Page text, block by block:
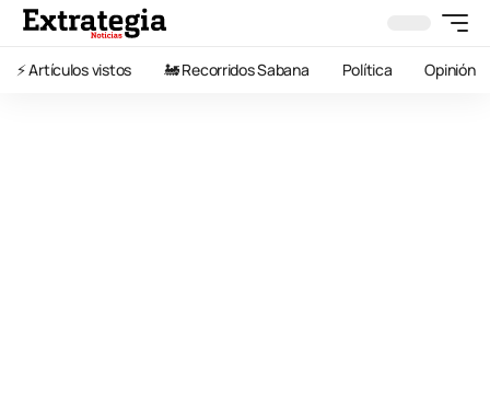
⚡️ Artículos vistos 🚂 Recorridos Sabana Política Opinión